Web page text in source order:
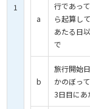
1
a
行であっ
ら起算し
あたる日
で
b
旅行開始
かのぼっ
3日目にあ